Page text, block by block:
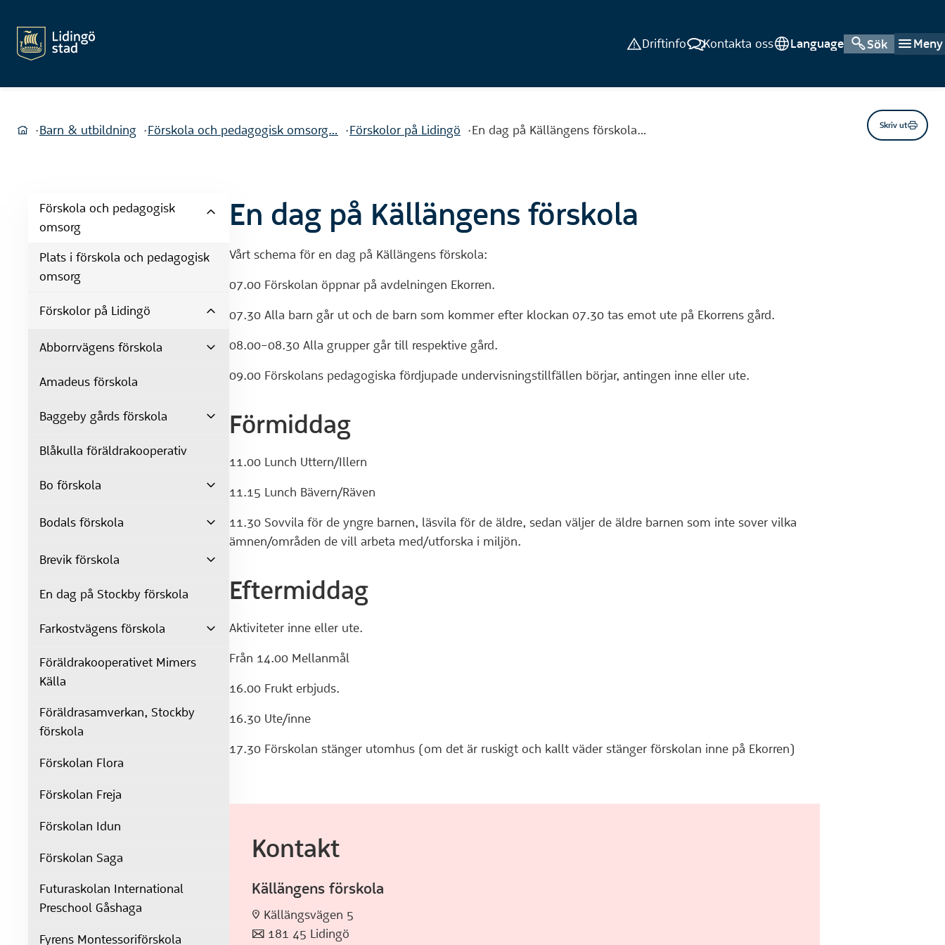
Sök Meny
Driftinfo Kontakta oss Language
Du är här:
Hem
Barn & utbildning Förskola och pedagogisk omsorg… Förskolor på Lidingö En dag på Källängens förskola… Skriv ut
Förskola och pedagogisk
omsorg
Plats i förskola och pedagogisk
omsorg
Förskolor på Lidingö
Abborrvägens förskola
Amadeus förskola
Baggeby gårds förskola
Blåkulla föräldrakooperativ
Bo förskola
Bodals förskola
Brevik förskola
En dag på Stockby förskola
Farkostvägens förskola
Föräldrakooperativet Mimers
Källa
Föräldrasamverkan, Stockby
förskola
Förskolan Flora
Förskolan Freja
Förskolan Idun
Förskolan Saga
Futuraskolan International
Preschool Gåshaga
Fyrens Montessoriförskola
En dag på Källängens förskola
Vårt schema för en dag på Källängens förskola:
07.00 Förskolan öppnar på avdelningen Ekorren.
07.30 Alla barn går ut och de barn som kommer efter klockan 07.30 tas emot ute på Ekorrens gård.
08.00–08.30 Alla grupper går till respektive gård.
09.00 Förskolans pedagogiska fördjupade undervisningstillfällen börjar, antingen inne eller ute.
Förmiddag
11.00 Lunch Uttern/Illern
11.15 Lunch Bävern/Räven
11.30 Sovvila för de yngre barnen, läsvila för de äldre, sedan väljer de äldre barnen som inte sover vilka
ämnen/områden de vill arbeta med/utforska i miljön.
Eftermiddag
Aktiviteter inne eller ute.
Från 14.00 Mellanmål
16.00 Frukt erbjuds.
16.30 Ute/inne
17.30 Förskolan stänger utomhus (om det är ruskigt och kallt väder stänger förskolan inne på Ekorren)
Kontakt
Källängens förskola
:pin: Källängsvägen 5
:post: 181 45 Lidingö